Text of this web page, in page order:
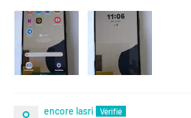
encore lasri